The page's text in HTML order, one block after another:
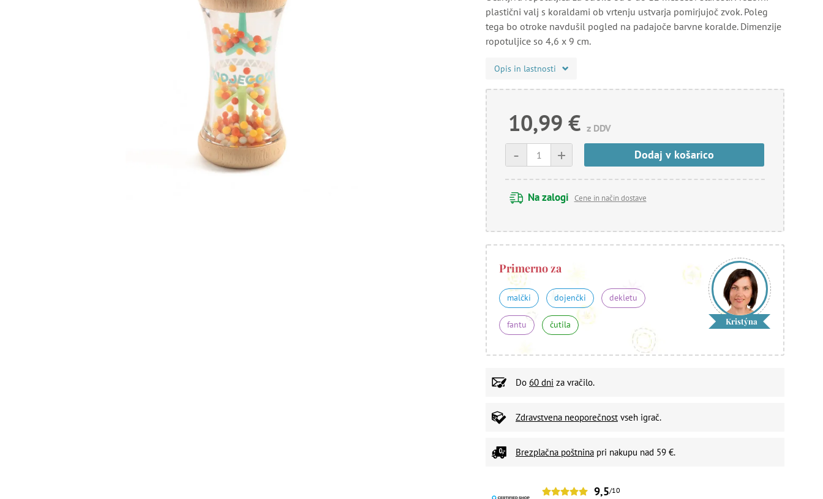
plastični valj s koraldami ob vrtenju ustvarja pomirjujoč zvok. Poleg
tega bo otroke navdušil pogled na padajoče barvne koralde. Dimenzije
ropotuljice so 4,6 x 9 cm.
Opis in lastnosti
10,99 € z DDV
+
- Dodaj v košarico
Na zalogi Cene in način dostave
Primerno za
malčki dojenčki dekletu
fantu čutila Kristýna
Do 60 dni za vračilo.
Zdravstvena neoporečnost vseh igrač.
Brezplačna poštnina pri nakupu nad 59 €.
9,5/10